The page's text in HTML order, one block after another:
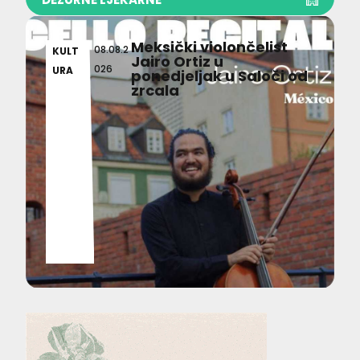
KULT
URA
08.08.2
026
Meksički violončelist
Jairo Ortiz u
ponedjeljak u Saloči od
zrcala